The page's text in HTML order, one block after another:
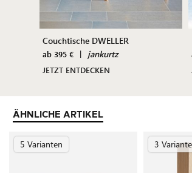
Couchtische DWELLER
ab 395 € | jankurtz
JETZT ENTDECKEN
ÄHNLICHE ARTIKEL
5 Varianten 3